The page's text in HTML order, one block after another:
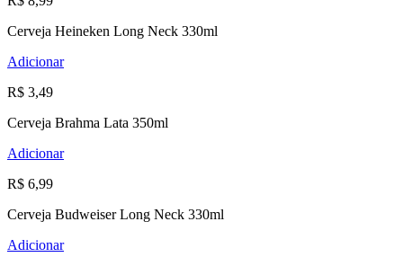
Cerveja Heineken Long Neck 330ml
Adicionar
R$ 3,49
Cerveja Brahma Lata 350ml
Adicionar
R$ 6,99
Cerveja Budweiser Long Neck 330ml
Adicionar